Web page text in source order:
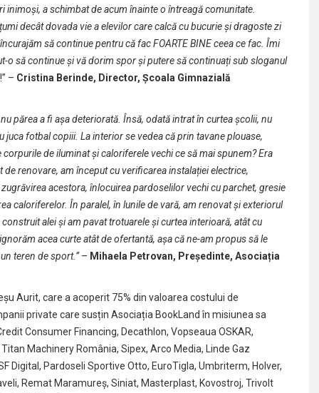
a schimbat de acum înainte o întreagă comunitate.
decât dovada vie a elevilor care calcă cu bucurie și dragoste zi
să continue pentru că fac FOARTE BINE ceea ce fac. Îmi
o să continue și vă dorim spor și putere să continuați sub sloganul
!” – Cristina Berinde, Director, Școala Gimnazială
părea a fi așa deteriorată. Însă, odată intrat în curtea școlii, nu
fotbal copiii. La interior se vedea că prin tavane plouase,
de iluminat și caloriferele vechi ce să mai spunem? Era
de renovare, am început cu verificarea instalației electrice,
acestora, înlocuirea pardoselilor vechi cu parchet, gresie
caloriferelor. În paralel, în lunile de vară, am renovat și exteriorul
alei și am pavat trotuarele și curtea interioară, atât cu
acea curte atât de ofertantă, așa că ne-am propus să le
teren de sport.”– Mihaela Petrovan, Președinte, Asociația
Aurit, care a acoperit 75% din valoarea costului de
private care susțin Asociația BookLand în misiunea sa
Consumer Financing, Decathlon, Vopseaua OSKAR,
Machinery România, Sipex, Arco Media, Linde Gaz
Digital, Pardoseli Sportive Otto, EuroTigla, Umbriterm, Holver,
Remat Maramureș, Siniat, Masterplast, Kovostroj, Trivolt